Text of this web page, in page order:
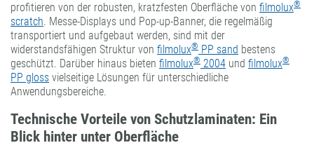
profitieren von der robusten, kratzfesten Oberfläche von filmolux®
scratch. Messe-Displays und Pop-up-Banner, die regelmäßig
transportiert und aufgebaut werden, sind mit der
widerstandsfähigen Struktur von filmolux® PP sand bestens
geschützt. Darüber hinaus bieten filmolux® 2004 und filmolux®
PP gloss vielseitige Lösungen für unterschiedliche
Anwendungsbereiche.
Technische Vorteile von Schutzlaminaten: Ein
Blick hinter unter Oberfläche